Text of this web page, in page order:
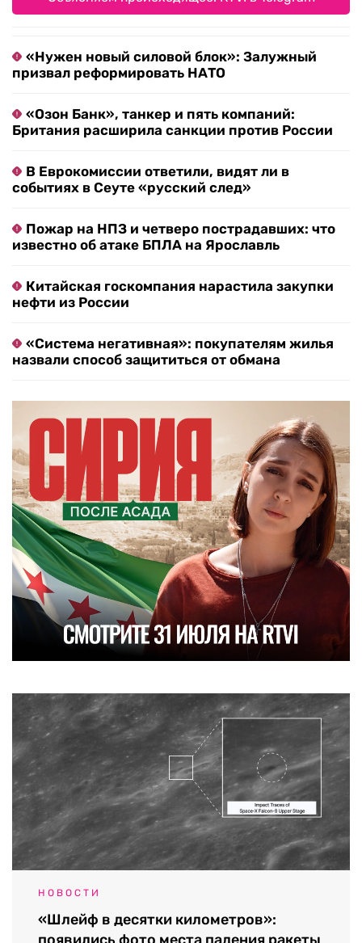
«Нужен новый силовой блок»: Залужный
призвал реформировать НАТО
«Озон Банк», танкер и пять компаний:
Британия расширила санкции против России
В Еврокомиссии ответили, видят ли в
событиях в Сеуте «русский след»
Пожар на НПЗ и четверо пострадавших: что
известно об атаке БПЛА на Ярославль
Китайская госкомпания нарастила закупки
нефти из России
«Система негативная»: покупателям жилья
назвали способ защититься от обмана
НОВОСТИ
«Шлейф в десятки километров»: